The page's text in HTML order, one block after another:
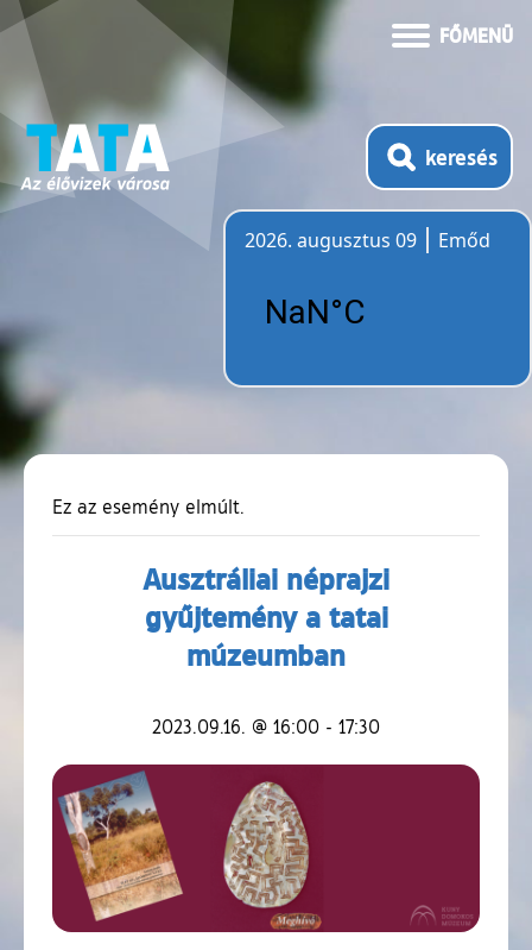
FŐMENÜ
keresés
2026. augusztus 09
Emőd
Ez az esemény elmúlt.
Ausztráliai néprajzi
gyűjtemény a tatai
múzeumban
2023.09.16. @ 16:00 - 17:30